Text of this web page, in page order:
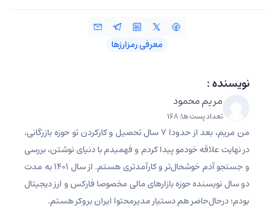
معرفی رمزارزها
نویسنده :
مریم محمود
تعداد پست ها: 168
من مریم، بعد از حدودا 7 سال تحصیل و کارکردن تو حوزه بازرگانی،
در نهایت علاقه خودمو پیدا کردم و فهمیدم با دنیای نوشتن، بررسی
و جستجو آدم خوشحال‌تر و کارآمدتری هستم. از سال 1401 به مدت
دو سال نویسنده حوزه بازارهای مالی مخصوصا فارکس و ارز دیجیتال
بودم؛ درحال‌حاضر هم دستیار مدیرمحتوا ایران بروکر هستم.